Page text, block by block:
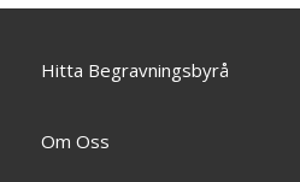
Hitta Begravningsbyrå
Om Oss